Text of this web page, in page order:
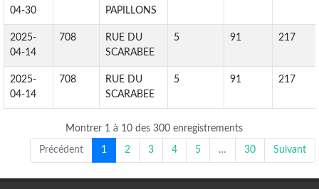
04-30
PAPILLONS
2025-
04-14
708
RUE DU
SCARABEE
5 91 217
2025-
04-14
708
RUE DU
SCARABEE
5 91 217
Montrer 1 à 10 des 300 enregistrements
Précédent 1 2 3 4 5 … 30 Suivant